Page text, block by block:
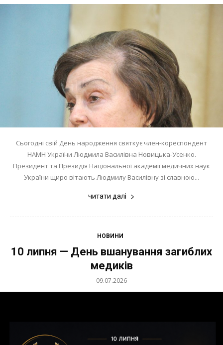
Сьогодні свій День народження святкує член-кореспондент
НАМН України Людмила Василівна Новицька-Усенко.
Президент та Президія Національної академії медичних наук
України щиро вітають Людмилу Василівну зі славною...
читати далі
НОВИНИ
10 липня — День вшанування загиблих
медиків
09.07.2026